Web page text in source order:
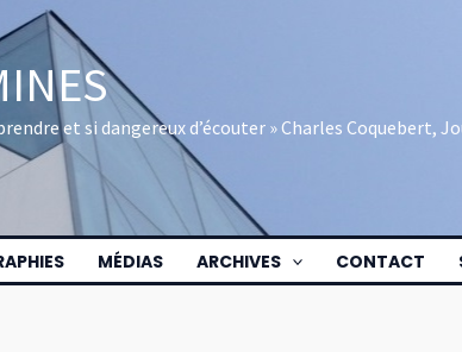
et si dangereux d’écouter » Charles Coquebert,
MÉDIAS ARCHIVES CONTACT